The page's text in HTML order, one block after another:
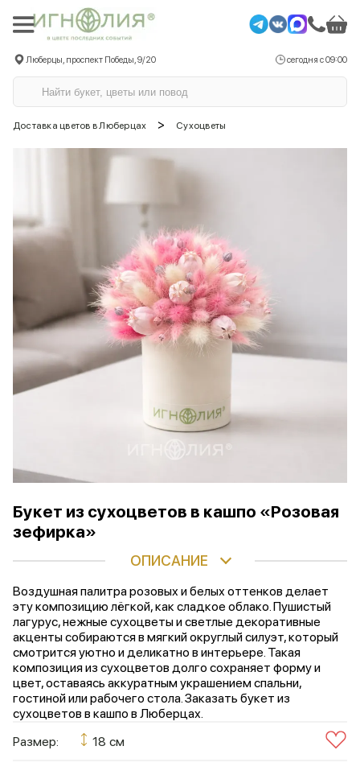
Люберцы, проспект Победы, 9/20 сегодня с 09:00
Доставка цветов в Люберцах > Сухоцветы
Букет из сухоцветов в кашпо «Розовая
зефирка»
ОПИСАНИЕ
Воздушная палитра розовых и белых оттенков делает
эту композицию лёгкой, как сладкое облако. Пушистый
лагурус, нежные сухоцветы и светлые декоративные
акценты собираются в мягкий округлый силуэт, который
смотрится уютно и деликатно в интерьере. Такая
композиция из сухоцветов долго сохраняет форму и
цвет, оставаясь аккуратным украшением спальни,
гостиной или рабочего стола. Заказать букет из
сухоцветов в кашпо в Люберцах.
Размер:
18 см